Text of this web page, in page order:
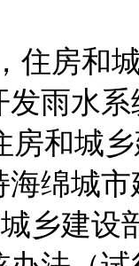
房和城
雨水系
房和城
绵城
乡建设